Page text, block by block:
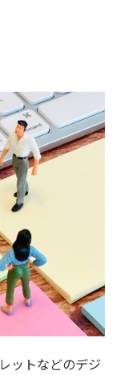
ットなどのデジ